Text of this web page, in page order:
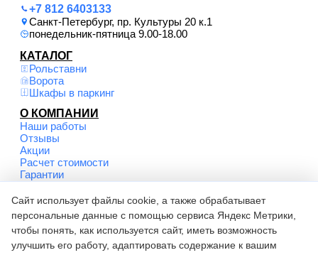
Сайт использует файлы cookie, а также обрабатывает
персональные данные с помощью сервиса Яндекс Метрики,
чтобы понять, как используется сайт, иметь возможность
улучшить его работу, адаптировать содержание к вашим
КАТАЛОГ
Рольставни
Ворота
Шкафы в паркинг
О КОМПАНИИ
Наши работы
Отзывы
Акции
Расчет стоимости
Гарантии
+7 812 6403133
Санкт-Петербург, пр. Культуры 20 к.1
понедельник-пятница 9.00-18.00
© Роллетные системы, 2026. Все права защищены
Соглашение на обработку персональных данных
Политика обработки персональных данных
Карта сайта
Вся информация на сайте носит информационный характер и не является публичной